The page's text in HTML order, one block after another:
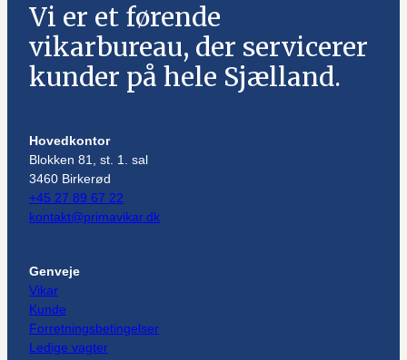
Vi er et førende
vikarbureau, der servicerer
kunder på hele Sjælland.
Hovedkontor
Blokken 81, st. 1. sal
3460 Birkerød
+45 27 89 67 22
kontakt@primavikar.dk
Genveje
Vikar
Kunde
Forretningsbetingelser
Ledige vagter